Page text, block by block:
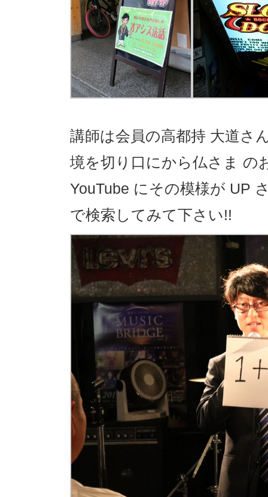
講師は会員の高都持 大道さ
境を切り口にから仏さま の
YouTube にその模様が UP
で検索してみて下さい!!